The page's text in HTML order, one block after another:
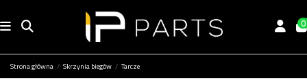
0
Strona główna Skrzynia biegów Tarcze